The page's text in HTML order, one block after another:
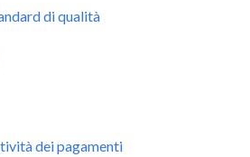
di qualità
dei pagamenti